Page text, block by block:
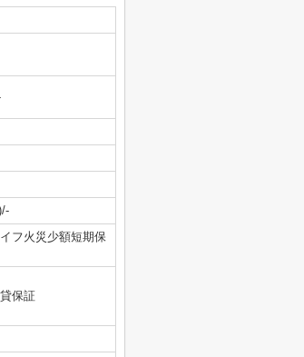
フ火災少額短期保
保証